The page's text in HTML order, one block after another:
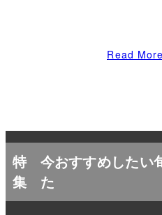
Read More
特
集
今おすすめしたい
た